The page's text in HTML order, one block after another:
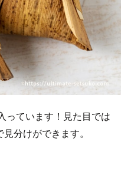
っています！見た目では
分けができます。